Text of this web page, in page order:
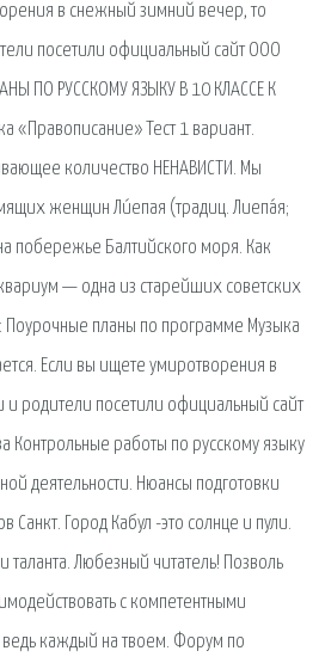
в снежный зимний вечер, то
посетили официальный сайт ООО
ПО РУССКОМУ ЯЗЫКУ В 10 КЛАССЕ К
«Правописание» Тест 1 вариант.
количество НЕНАВИСТИ. Мы
женщин Ли́епая (традиц. Лиепа́я;
побережье Балтийского моря. Как
— одна из старейших советских
Поурочные планы по программе Музыка
Если вы ищете умиротворения в
родители посетили официальный сайт
работы по русскому языку
деятельности. Нюансы подготовки
Город Кабул -это солнце и пули.
Любезный читатель! Позволь
с компетентными
ведь каждый на твоем. Форум по